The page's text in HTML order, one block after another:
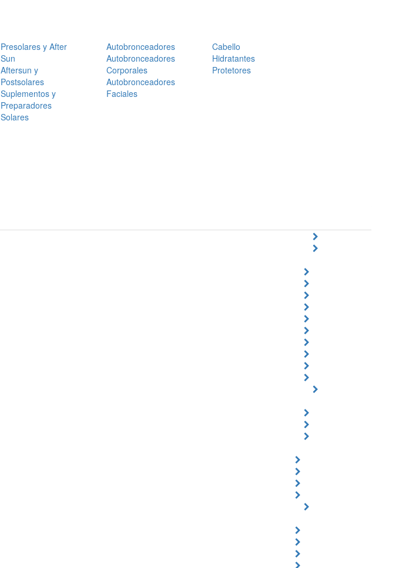
Presolares y After
Sun
Aftersun y
Postsolares
Suplementos y
Preparadores
Solares
Autobronceadores
Autobronceadores
Corporales
Autobronceadores
Faciales
Cabello
Hidratantes
Protetores